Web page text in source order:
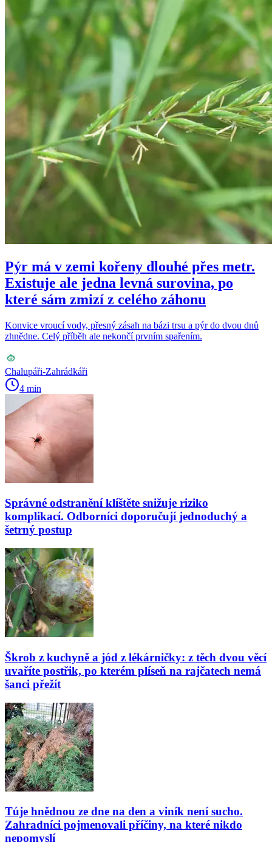
Pýr má v zemi kořeny dlouhé přes metr.
Existuje ale jedna levná surovina, po
které sám zmizí z celého záhonu
Konvice vroucí vody, přesný zásah na bázi trsu a pýr do dvou dnů
zhnědne. Celý příběh ale nekončí prvním spařením.
Chalupáři-Zahrádkáři
4 min
Správné odstranění klíštěte snižuje riziko
komplikací. Odborníci doporučují jednoduchý a
šetrný postup
Škrob z kuchyně a jód z lékárničky: z těch dvou věcí
uvaříte postřik, po kterém plíseň na rajčatech nemá
šanci přežít
Túje hnědnou ze dne na den a viník není sucho.
Zahradníci pojmenovali příčiny, na které nikdo
nepomyslí